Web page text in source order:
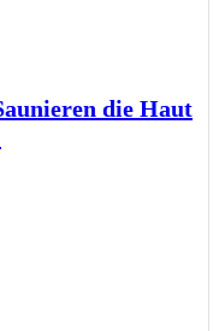
die Haut